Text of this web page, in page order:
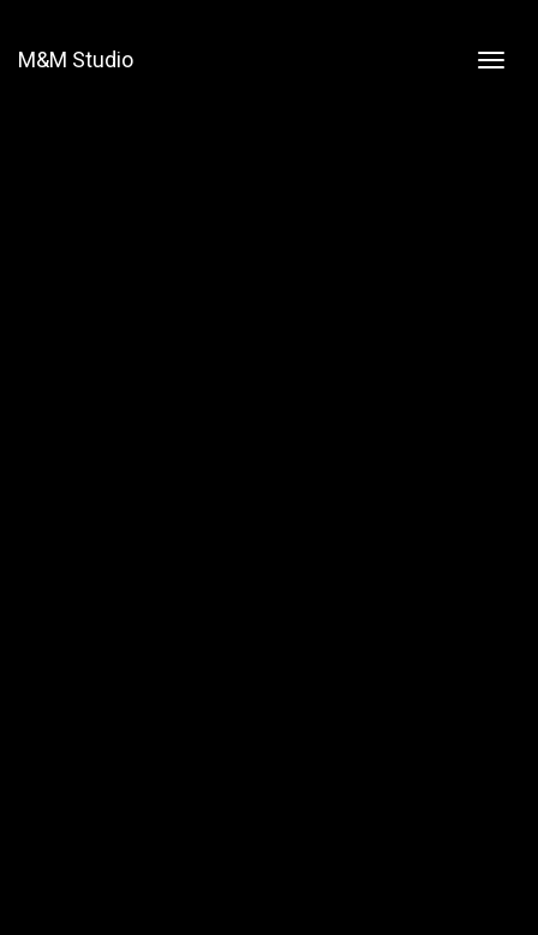
M&M Studio